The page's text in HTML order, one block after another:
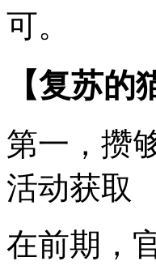
可。
【复苏
第一，攒
活动获取
在前期，